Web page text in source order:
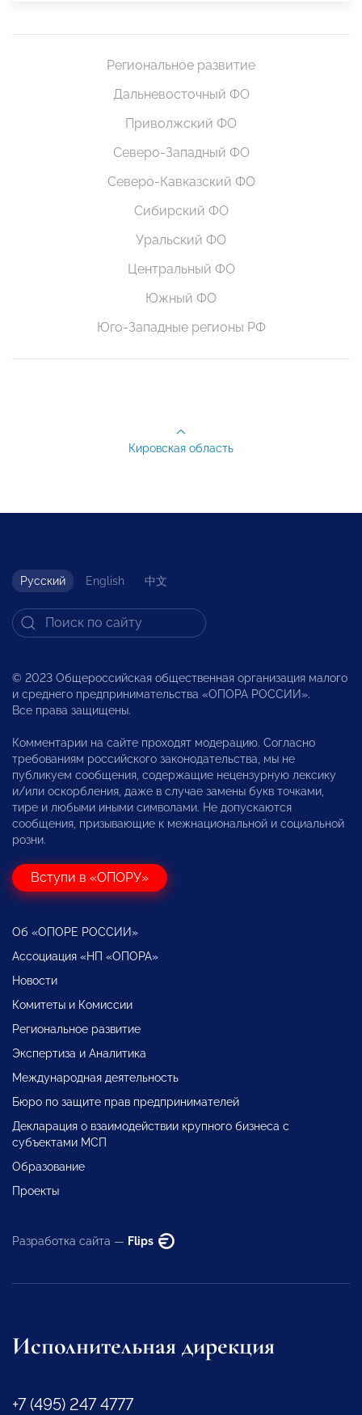
Региональное развитие
Дальневосточный ФО
Приволжский ФО
Северо-Западный ФО
Северо-Кавказский ФО
Сибирский ФО
Уральский ФО
Центральный ФО
Южный ФО
Юго-Западные регионы РФ
Кировская область
Русский English 中文
© 2023 Общероссийская общественная организация малого
и среднего предпринимательства «ОПОРА РОССИИ».
Все права защищены.
Комментарии на сайте проходят модерацию. Согласно
требованиям российского законодательства, мы не
публикуем сообщения, содержащие нецензурную лексику
и/или оскорбления, даже в случае замены букв точками,
тире и любыми иными символами. Не допускаются
сообщения, призывающие к межнациональной и социальной
розни.
Вступи в «ОПОРУ»
Об «ОПОРЕ РОССИИ»
Ассоциация «НП «ОПОРА»
Новости
Комитеты и Комиссии
Региональное развитие
Экспертиза и Аналитика
Международная деятельность
Бюро по защите прав предпринимателей
Декларация о взаимодействии крупного бизнеса с
субъектами МСП
Образование
Проекты
Разработка сайта — Flips
Исполнительная дирекция
+7 (495) 247 4777